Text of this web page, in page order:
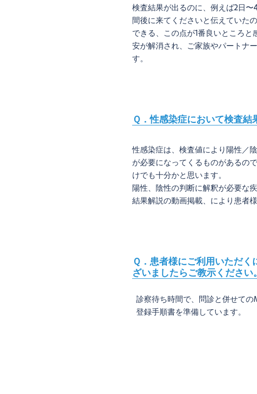
検査結果が出るのに、例えば2日
間後に来てくださいと伝えていた
できる、この点が1番良いところ
安が解消され、ご家族やパートナ
す。
Ｑ．性感染症において検査
性感染症は、検査値により陽性／
が必要になってくるものがあるの
けでも十分かと思います。
陽性、陰性の判断に解釈が必要な
結果解説の動画掲載、により患者
Ｑ．患者様にご利用いただ
ざいましたらご教示ください。
診察待ち時間で、問診と併せて
登録手順書を準備しています。